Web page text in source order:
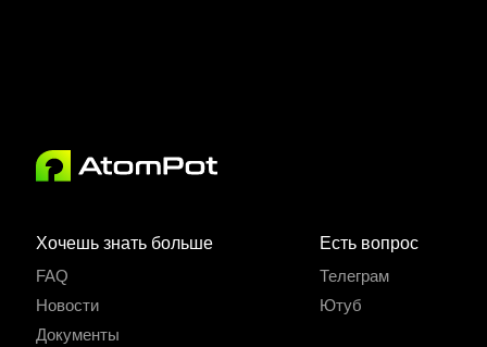
Ютуб
Есть вопрос
Телеграм
Хочешь знать больше
Документы
FAQ
Новости